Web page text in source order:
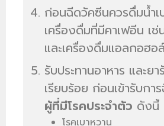
ก่อนฉีดวัคซีนควรดื่มน้ำเ
เครื่องดื่มที่มีคาเฟอีน เ
และเครื่องดื่มแอลกอฮอ
รับประทานอาหาร และย
เรียบร้อย ก่อนเข้ารับกา
ผู้ที่มีโรคประจำตัว ดังนี้
โรคเบาหวาน